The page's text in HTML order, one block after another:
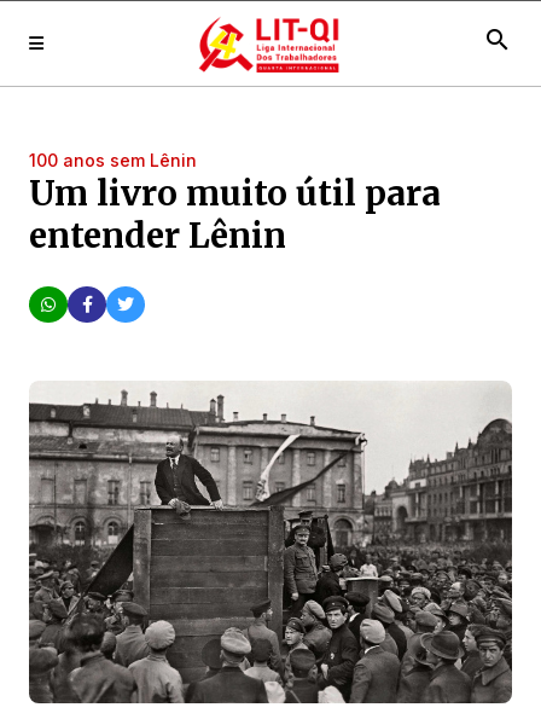
search
100 anos sem Lênin
Um livro muito útil para
entender Lênin